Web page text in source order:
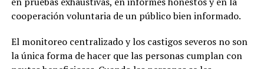
cooperación voluntaria de un público bien informado.
El monitoreo centralizado y los castigos severos no son
la única forma de hacer que las personas cumplan con